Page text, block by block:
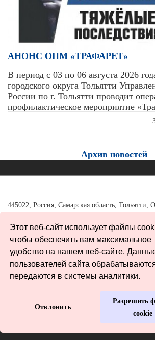
Этот веб-сайт использует файлы
чтобы обеспечить вам максимальное
удобство на нашем веб-сайте.
пользователей сайта
передаются в системы аналитики.
Отклонить
Разрешить
cookie
АНОНС ОПМ «ТРАФАРЕТ»
В период с 03 по 06 августа 2026
городского округа Тольятти
России по г. Тольятти проводит
профилактическое мероприятие
Архив новостей
445022, Россия, Самарская область, Тольятти,
tgl_adm@63edu.ru office@tumon.ru
© 2020 «Министерство образования